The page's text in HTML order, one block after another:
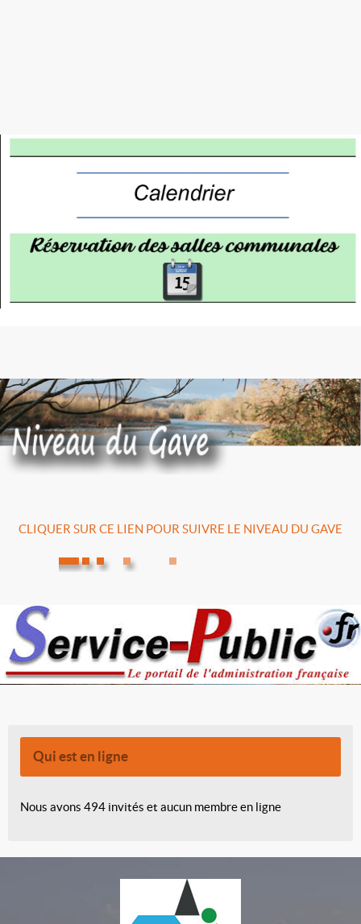
CLIQUER SUR CE LIEN POUR SUIVRE LE NIVEAU DU GAVE
Qui est en ligne
Nous avons 494 invités et aucun membre en ligne